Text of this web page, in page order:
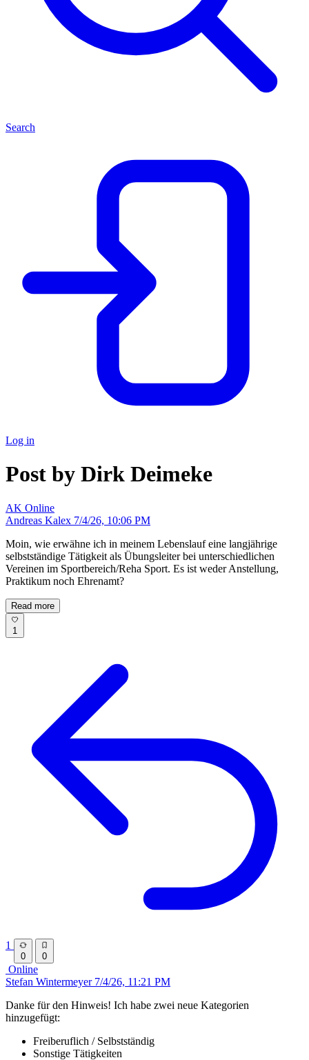
Search
Log in
Post by Dirk Deimeke
AK Online
Andreas Kalex 7/4/26, 10:06 PM
Moin, wie erwähne ich in meinem Lebenslauf eine langjährige
selbstständige Tätigkeit als Übungsleiter bei unterschiedlichen
Vereinen im Sportbereich/Reha Sport. Es ist weder Anstellung,
Praktikum noch Ehrenamt?
Read more
1
1
0 0
Online
Stefan Wintermeyer 7/4/26, 11:21 PM
Danke für den Hinweis! Ich habe zwei neue Kategorien
hinzugefügt:
Freiberuflich / Selbstständig
Sonstige Tätigkeiten